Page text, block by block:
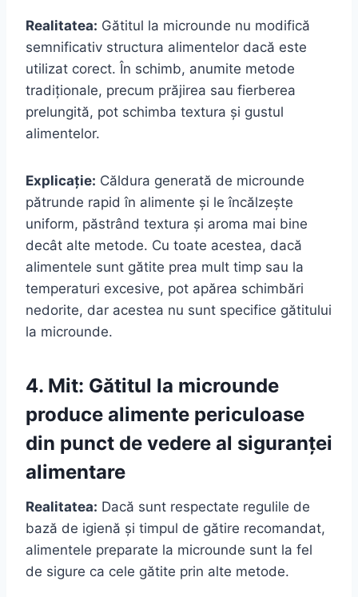
Realitatea: Gătitul la microunde nu modifică
semnificativ structura alimentelor dacă este
utilizat corect. În schimb, anumite metode
tradiționale, precum prăjirea sau fierberea
prelungită, pot schimba textura și gustul
alimentelor.
Explicație: Căldura generată de microunde
pătrunde rapid în alimente și le încălzește
uniform, păstrând textura și aroma mai bine
decât alte metode. Cu toate acestea, dacă
alimentele sunt gătite prea mult timp sau la
temperaturi excesive, pot apărea schimbări
nedorite, dar acestea nu sunt specifice gătitului
la microunde.
4. Mit: Gătitul la microunde
produce alimente periculoase
din punct de vedere al siguranței
alimentare
Realitatea: Dacă sunt respectate regulile de
bază de igienă și timpul de gătire recomandat,
alimentele preparate la microunde sunt la fel
de sigure ca cele gătite prin alte metode.